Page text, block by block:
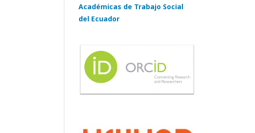
Académicas de Trabajo Social
del Ecuador